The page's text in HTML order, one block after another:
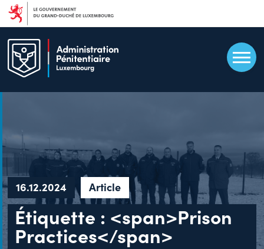
16.12.2024 Article
Étiquette : <span>Prison
Practices</span>